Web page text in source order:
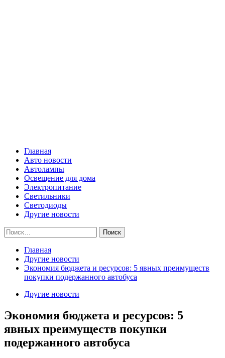
Главная
Авто новости
Автолампы
Освещение для дома
Электропитание
Светильники
Светодиоды
Другие новости
Найти:
Главная
Другие новости
Экономия бюджета и ресурсов: 5 явных преимуществ
покупки подержанного автобуса
Другие новости
Экономия бюджета и ресурсов: 5
явных преимуществ покупки
подержанного автобуса